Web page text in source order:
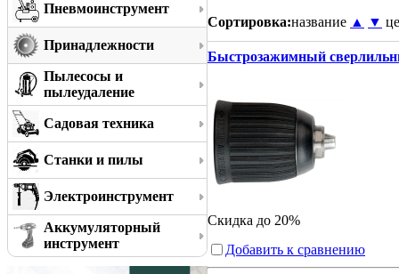
Пневмоинструмент
Принадлежности
Пылесосы и
пылеудаление
Садовая техника
Станки и пилы
Электроинструмент
Аккумуляторный
инструмент
Сортировка:название ▲ ▼
Быстрозажимный
Скидка до 20%
Добавить к сравнению